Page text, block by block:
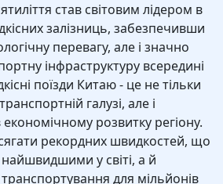
став світовим лідером в
залізниць, забезпечивши
перевагу, але і значно
інфраструктуру всередині
поїзди Китаю - це не тільки
галузі, але і
розвитку регіону.
рекордних швидкостей, що
найшвидшими у світі, а й
для мільйонів